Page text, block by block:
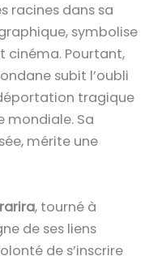
racines dans sa
symbolise
cinéma. Pourtant,
subit l’oubli
tragique
mondiale. Sa
mérite une
, tourné à
de ses liens
de s’inscrire